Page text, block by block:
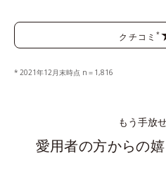
クチコミ*
2021年12月末時点 n＝1,816
もう手放
愛用者の方からの